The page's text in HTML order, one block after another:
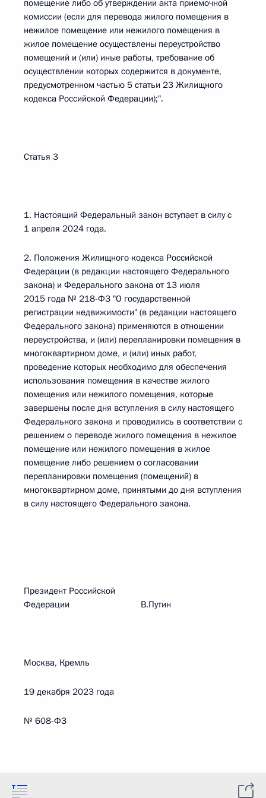
помещение либо об утверждении акта приемочной
комиссии (если для перевода жилого помещения в
нежилое помещение или нежилого помещения в
жилое помещение осуществлены переустройство
помещений и (или) иные работы, требование об
осуществлении которых содержится в документе,
предусмотренном частью 5 статьи 23 Жилищного
кодекса Российской Федерации);".
Статья 3
1. Настоящий Федеральный закон вступает в силу с
1 апреля 2024 года.
2. Положения Жилищного кодекса Российской
Федерации (в редакции настоящего Федерального
закона) и Федерального закона от 13 июля
2015 года № 218-ФЗ "О государственной
регистрации недвижимости" (в редакции настоящего
Федерального закона) применяются в отношении
переустройства, и (или) перепланировки помещения в
многоквартирном доме, и (или) иных работ,
проведение которых необходимо для обеспечения
использования помещения в качестве жилого
помещения или нежилого помещения, которые
завершены после дня вступления в силу настоящего
Федерального закона и проводились в соответствии с
решением о переводе жилого помещения в нежилое
помещение или нежилого помещения в жилое
помещение либо решением о согласовании
перепланировки помещения (помещений) в
многоквартирном доме, принятыми до дня вступления
в силу настоящего Федерального закона.
Президент Российской
Федерации В.Путин
Москва, Кремль
19 декабря 2023 года
№ 608-ФЗ